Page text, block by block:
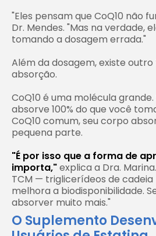
"Eles pensam que CoQ10 não
Dr. Mendes. "Mas na verdade,
tomando a dosagem errada."
Além da dosagem, existe
absorção.
CoQ10 é uma molécula
absorve 100% do que você
CoQ10 comum, seu corpo
pequena parte.
"É por isso que a forma de
importa,"explica a Dra.
TCM — triglicerídeos de
melhora a biodisponibilidade.
absorver muito mais."
O Suplemento